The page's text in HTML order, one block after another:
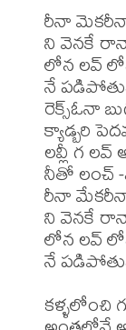
రీనా
ని వెనకే
లోన లవ్
నే
రెక్స్ఓనా
క్యాడ్బరి
లవ్లీ గ
నీతో
రీనా
ని వెనకే
లోన లవ్
నే
కళ్ళలోంచి